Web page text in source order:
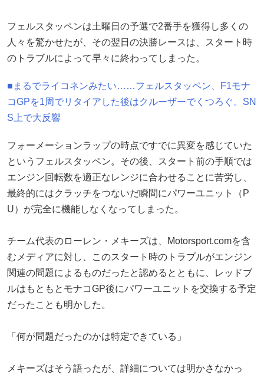
フェルスタッペンは土曜日の予選で2番手を獲得し多くの
人々を驚かせたが、その翌日の決勝レースは、スタート時
のトラブルによって早々に終わってしまった。
■まるでライコネンみたい……フェルスタッペン、F1モナ
コGPを1周でリタイアした後はクルーザーでくつろぐ。SN
S上で大反響
フォーメーションラップの時点ですでに異変を感じていた
というフェルスタッペン。その後、スタート前の手順では
エンジン回転数を適正なレンジに合わせることに苦労し、
最終的にはクラッチをつないだ瞬間にパワーユニット（P
U）が完全に機能しなくなってしまった。
チーム代表のローレン・メキーズは、Motorsport.comを含
むメディアに対し、このスタート時のトラブルがエンジン
関連の問題によるものだったと認めるとともに、レッドブ
ルはもともとモナコGP後にパワーユニットを交換する予定
だったことも明かした。
「何が問題だったのかは特定できている」
メキーズはそう語ったが、詳細については明かさなかっ